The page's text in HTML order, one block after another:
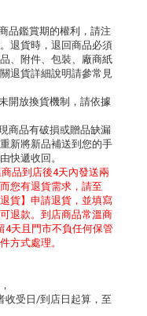
品鑑賞期的權利，請注
退貨時，退回商品必須
、附件、包裝、廠商紙
退貨詳細說明請參常見
開放換貨機制，請依據
商品有破損或贈品缺漏
新將新品補送到您的手
快遞收回。
品到店後4天內發送兩
您有退貨需求，請至
貨】申請退貨，並填寫
退款。到店商品常溫商
4天且門市不負任何保管
方式處理。
收受日/到店日起算，至